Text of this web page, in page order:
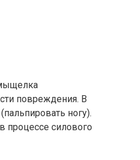
повреждения. В
ногу).
процессе силового